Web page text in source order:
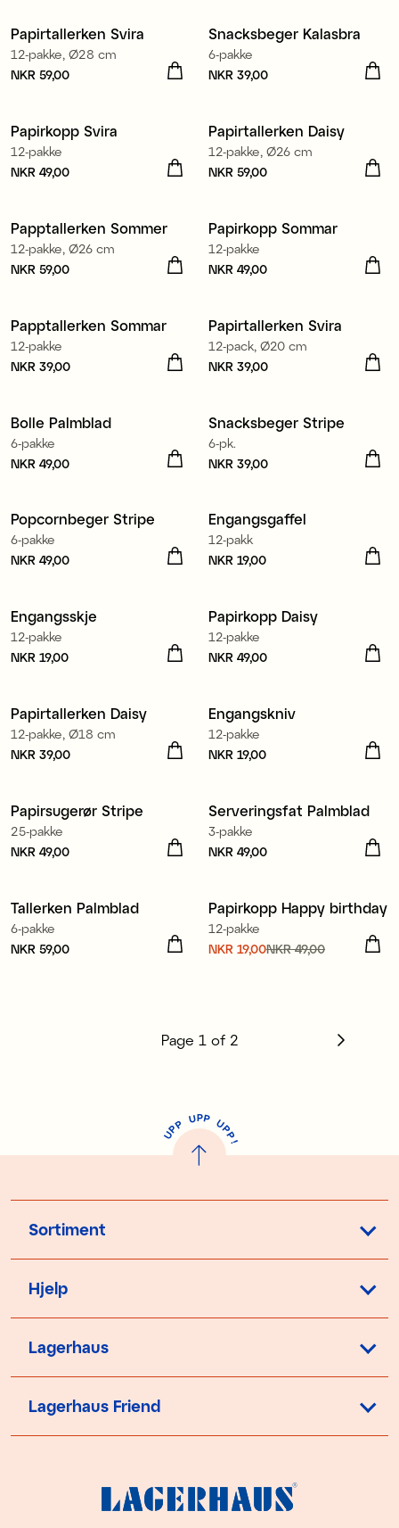
Papirtallerken Svira
12-pakke, Ø28 cm
Pris :NKR 59,00
NKR 59,00
Snacksbeger Kalasbra
6-pakke
Pris :NKR 39,00
NKR 39,00
Papirkopp Svira
12-pakke
Pris :NKR 49,00
NKR 49,00
Papirtallerken Daisy
12-pakke, Ø26 cm
Pris :NKR 59,00
NKR 59,00
Papptallerken Sommer
12-pakke, Ø26 cm
Pris :NKR 59,00
NKR 59,00
Papirkopp Sommar
12-pakke
Pris :NKR 49,00
NKR 49,00
Papptallerken Sommar
12-pakke
Pris :NKR 39,00
NKR 39,00
Papirtallerken Svira
12-pack, Ø20 cm
Pris :NKR 39,00
NKR 39,00
Bolle Palmblad
6-pakke
Pris :NKR 49,00
NKR 49,00
Snacksbeger Stripe
6-pk.
Pris :NKR 39,00
NKR 39,00
Popcornbeger Stripe
6-pakke
Pris :NKR 49,00
NKR 49,00
Engangsgaffel
12-pakk
Pris :NKR 19,00
NKR 19,00
Engangsskje
12-pakke
Pris :NKR 19,00
NKR 19,00
Papirkopp Daisy
12-pakke
Pris :NKR 49,00
NKR 49,00
Papirtallerken Daisy
12-pakke, Ø18 cm
Pris :NKR 39,00
NKR 39,00
Engangskniv
12-pakke
Pris :NKR 19,00
NKR 19,00
Papirsugerør Stripe
25-pakke
Pris :NKR 49,00
NKR 49,00
Serveringsfat Palmblad
3-pakke
Pris :NKR 49,00
NKR 49,00
Tallerken Palmblad
6-pakke
Pris :NKR 59,00
NKR 59,00
Sale
Papirkopp Happy birthday
12-pakke
Nåværende pris:
NKR 19,00NKR 49,00
Page 1 of 2
U
P
P UPP UP
P
!
Sortiment
Hjelp
Lagerhaus
Lagerhaus Friend